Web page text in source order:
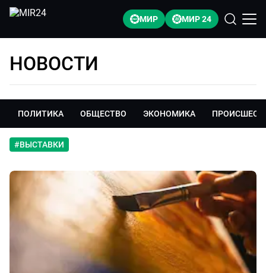
МИР МИР 24
НОВОСТИ
ПОЛИТИКА ОБЩЕСТВО ЭКОНОМИКА
#ВЫСТАВКИ